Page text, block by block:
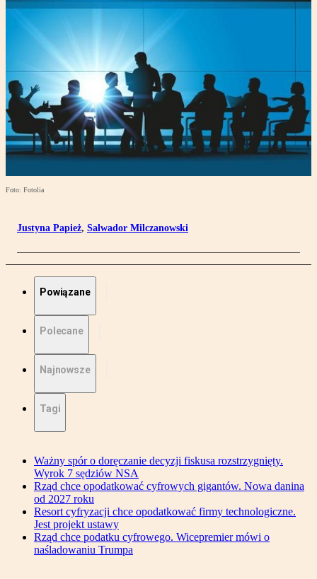
Foto: Fotolia
Justyna Papież, Salwador Milczanowski
Powiązane
Polecane
Najnowsze
Tagi
Ważny spór o doręczanie decyzji fiskusa rozstrzygnięty.
Wyrok 7 sędziów NSA
Rząd chce opodatkować cyfrowych gigantów. Nowa danina
od 2027 roku
Resort cyfryzacji chce opodatkować firmy technologiczne.
Jest projekt ustawy
Rząd chce podatku cyfrowego. Wicepremier mówi o
naśladowaniu Trumpa